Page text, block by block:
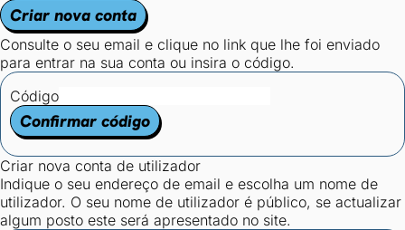
Criar nova conta
Consulte o seu email e clique no link que lhe foi enviado
para entrar na sua conta ou insira o código.
Código
Confirmar código
Criar nova conta de utilizador
Indique o seu endereço de email e escolha um nome de
utilizador. O seu nome de utilizador é público, se actualizar
algum posto este será apresentado no site.